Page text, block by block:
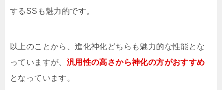
するSSも魅力的です。
以上のことから、進化神化どちらも魅力的な性能とな
っていますが、 汎用性の高さから神化の方がおすすめ
となっています。